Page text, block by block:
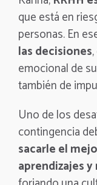
que está en
personas. En
las decisiones
emocional de
también de
Uno de los
contingencia
sacarle el
aprendizajes